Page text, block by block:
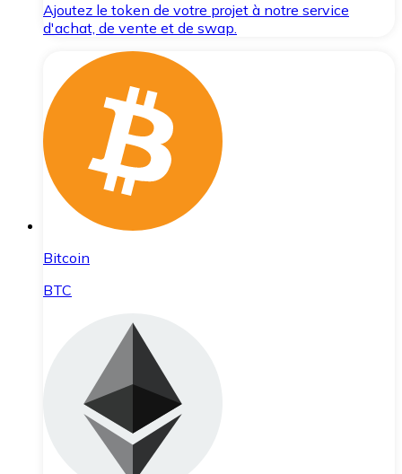
Ajoutez le token de votre projet à notre service
d'achat, de vente et de swap.
Bitcoin
BTC